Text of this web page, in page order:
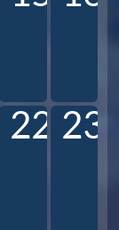
22 23